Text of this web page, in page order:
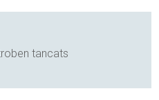
tancats